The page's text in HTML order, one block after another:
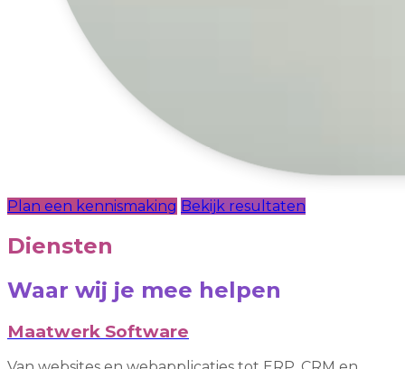
Plan een kennismaking Bekijk resultaten
Diensten
Waar wij je mee helpen
Maatwerk Software